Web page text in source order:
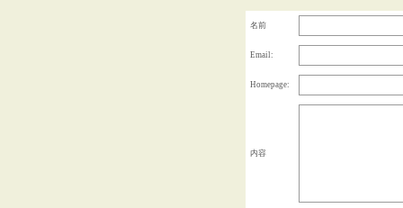
名前
Email:
Homepage:
内容